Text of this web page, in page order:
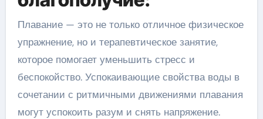
Плавание — это не только отличное физическое
упражнение, но и терапевтическое занятие,
которое помогает уменьшить стресс и
беспокойство. Успокаивающие свойства воды в
сочетании с ритмичными движениями плавания
могут успокоить разум и снять напряжение.